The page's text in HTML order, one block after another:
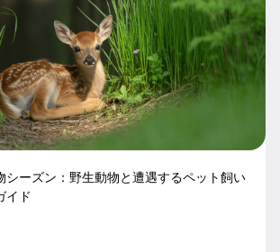
シーズン：野生動物と遭遇するペット飼い
イド